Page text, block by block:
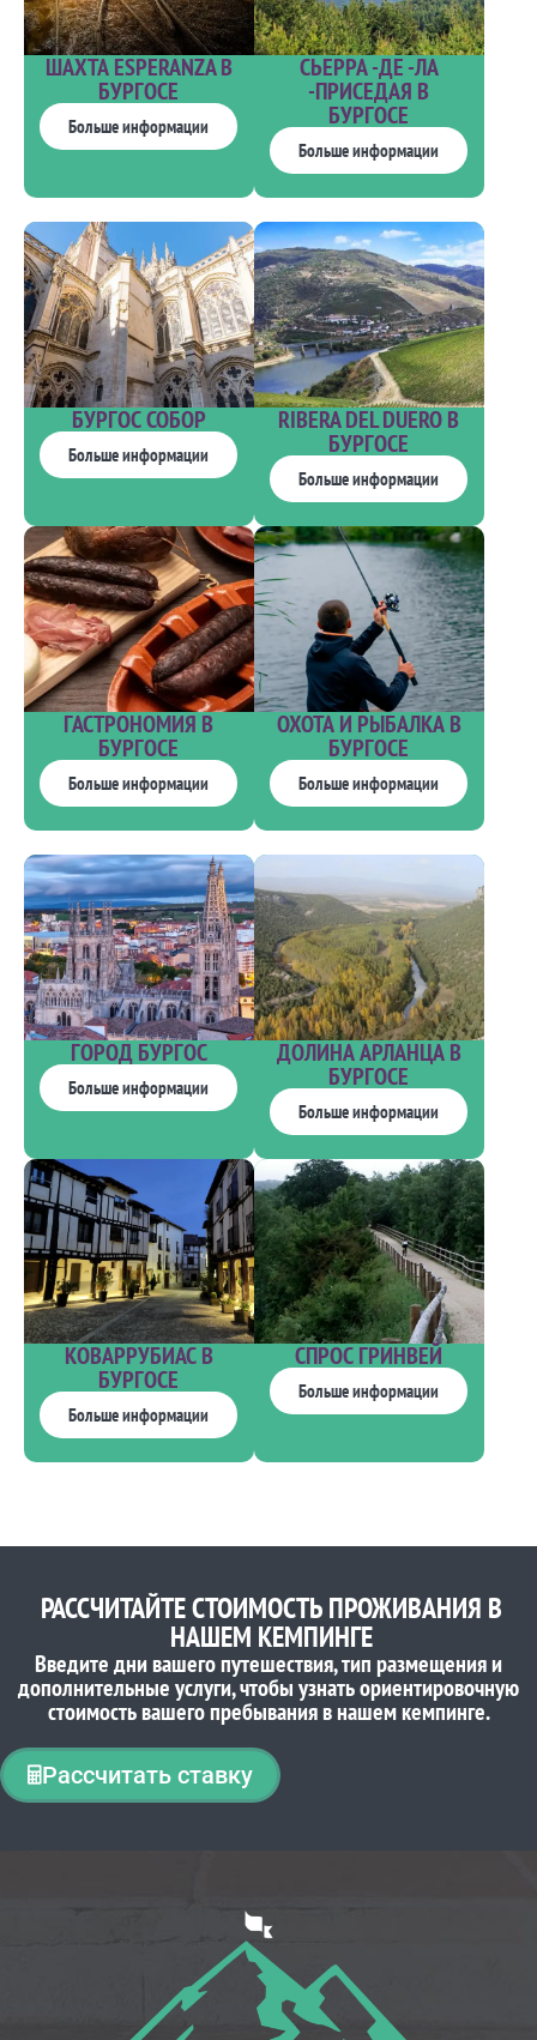
ШАХТА ESPERANZA В
БУРГОСЕ
Больше информации
СЬЕРРА -ДЕ -ЛА
-ПРИСЕДАЯ В
БУРГОСЕ
Больше информации
БУРГОС СОБОР
Больше информации
RIBERA DEL DUERO В
БУРГОСЕ
Больше информации
ГАСТРОНОМИЯ В
БУРГОСЕ
Больше информации
ОХОТА И РЫБАЛКА В
БУРГОСЕ
Больше информации
ГОРОД БУРГОС
Больше информации
ДОЛИНА АРЛАНЦА В
БУРГОСЕ
Больше информации
КОВАРРУБИАС В
БУРГОСЕ
Больше информации
СПРОС ГРИНВЕЙ
Больше информации
РАССЧИТАЙТЕ СТОИМОСТЬ ПРОЖИВАНИЯ В
НАШЕМ КЕМПИНГЕ
Введите дни вашего путешествия, тип размещения и
дополнительные услуги, чтобы узнать ориентировочную
стоимость вашего пребывания в нашем кемпинге.
Рассчитать ставку